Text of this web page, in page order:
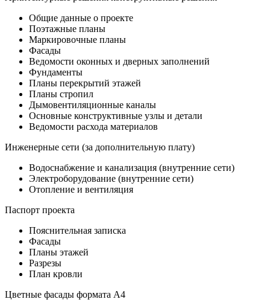
Общие данные о проекте
Поэтажные планы
Маркировочные планы
Фасады
Ведомости оконных и дверных заполнений
Фундаменты
Планы перекрытий этажей
Планы стропил
Дымовентиляционные каналы
Основные конструктивные узлы и детали
Ведомости расхода материалов
Инженерные сети (за дополнительную плату)
Водоснабжение и канализация (внутренние сети)
Электроборудование (внутренние сети)
Отопление и вентиляция
Паспорт проекта
Пояснительная записка
Фасады
Планы этажей
Разрезы
План кровли
Цветные фасады формата А4